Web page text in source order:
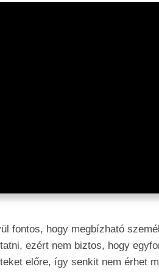
fontos, hogy megbízható
ezért nem biztos, hogy
előre, így senkit nem érhet